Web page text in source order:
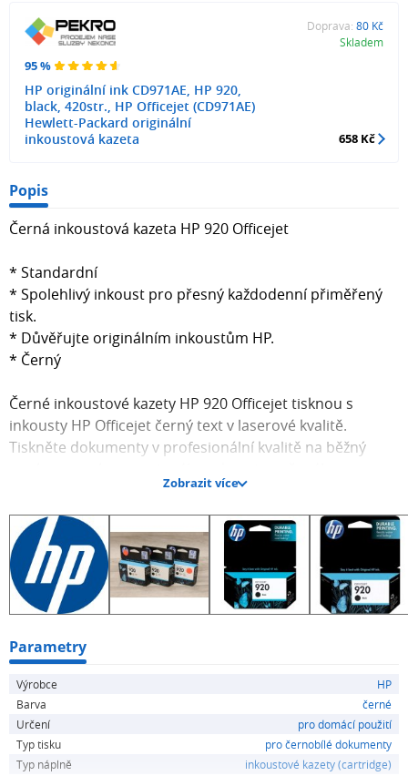
95 %
HP originální ink CD971AE, HP 920,
black, 420str., HP Officejet (CD971AE)
Hewlett-Packard originální
inkoustová kazeta
Doprava: 80 Kč
Skladem
658 Kč
Popis
Černá inkoustová kazeta HP 920 Officejet
* Standardní
* Spolehlivý inkoust pro přesný každodenní přiměřený
tisk.
* Důvěřujte originálním inkoustům HP.
* Černý
Černé inkoustové kazety HP 920 Officejet tisknou s
inkousty HP Officejet černý text v laserové kvalitě.
Tiskněte dokumenty v profesionální kvalitě na běžný
• Získejte černý text v laserové kvalitě
• Tiskněte podnikové materiály snadno a efektivně
Zobrazit více
Parametry
Výrobce
HP
Barva
černé
Určení
pro domácí použití
Typ tisku
pro černobílé dokumenty
Typ náplně
inkoustové kazety (cartridge)